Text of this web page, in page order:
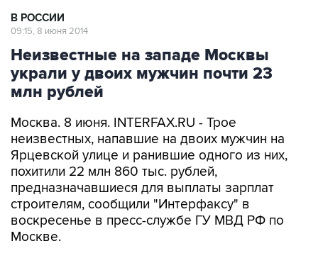
В РОССИИ
09:15, 8 июня 2014
Неизвестные на западе Москвы
украли у двоих мужчин почти 23
млн рублей
Москва. 8 июня. INTERFAX.RU - Трое
неизвестных, напавшие на двоих мужчин на
Ярцевской улице и ранившие одного из них,
похитили 22 млн 860 тыс. рублей,
предназначавшиеся для выплаты зарплат
строителям, сообщили "Интерфаксу" в
воскресенье в пресс-службе ГУ МВД РФ по
Москве.